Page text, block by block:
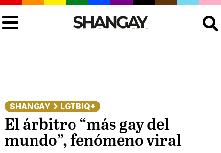
SHANGAY LGTBIQ+
El árbitro “más gay del
mundo”, fenómeno viral